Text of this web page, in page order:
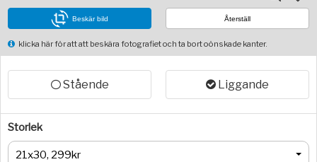
Beskär bild Återställ
klicka här för att att beskära fotografiet och ta bort oönskade kanter.
Stående Liggande
Storlek
21x30, 299kr